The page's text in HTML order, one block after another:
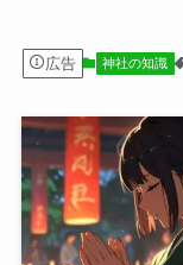
広告 神社の知識